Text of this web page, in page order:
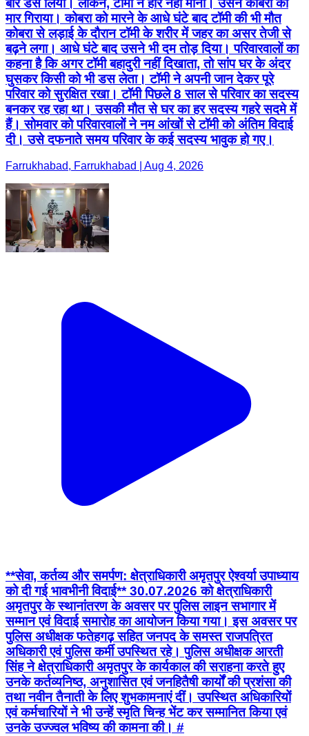
मार गिराया। कोबरा को मारने के आधे घंटे बाद टॉमी की भी मौत
कोबरा से लड़ाई के दौरान टॉमी के शरीर में जहर का असर तेजी से
बढ़ने लगा। आधे घंटे बाद उसने भी दम तोड़ दिया। परिवारवालों का
कहना है कि अगर टॉमी बहादुरी नहीं दिखाता, तो सांप घर के अंदर
घुसकर किसी को भी डस लेता। टॉमी ने अपनी जान देकर पूरे
परिवार को सुरक्षित रखा। टॉमी पिछले 8 साल से परिवार का सदस्य
बनकर रह रहा था। उसकी मौत से घर का हर सदस्य गहरे सदमे में
हैं। सोमवार को परिवारवालों ने नम आंखों से टॉमी को अंतिम विदाई
दी। उसे दफनाते समय परिवार के कई सदस्य भावुक हो गए।
Farrukhabad, Farrukhabad | Aug 4, 2026
**सेवा, कर्तव्य और समर्पण: क्षेत्राधिकारी अमृतपुर ऐश्वर्या उपाध्याय
को दी गई भावभीनी विदाई** 30.07.2026 को क्षेत्राधिकारी
अमृतपुर के स्थानांतरण के अवसर पर पुलिस लाइन सभागार में
सम्मान एवं विदाई समारोह का आयोजन किया गया। इस अवसर पर
पुलिस अधीक्षक फतेहगढ़ सहित जनपद के समस्त राजपत्रित
अधिकारी एवं पुलिस कर्मी उपस्थित रहे। पुलिस अधीक्षक आरती
सिंह ने क्षेत्राधिकारी अमृतपुर के कार्यकाल की सराहना करते हुए
उनके कर्तव्यनिष्ठ, अनुशासित एवं जनहितैषी कार्यों की प्रशंसा की
तथा नवीन तैनाती के लिए शुभकामनाएं दीं। उपस्थित अधिकारियों
एवं कर्मचारियों ने भी उन्हें स्मृति चिन्ह भेंट कर सम्मानित किया एवं
उनके उज्ज्वल भविष्य की कामना की। #